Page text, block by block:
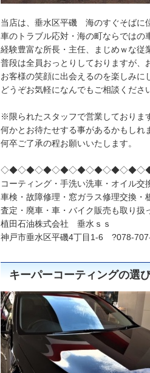
当店は、垂水区平磯 海のすぐそばに
車のトラブル応対・海の町ならではの
経験豊富な所長・主任、まじめｗな従
普段は全員おっとりしておりますが、
お客様の笑顔に出会えるのを楽しみに
どうぞお気軽になんでもご相談くださ
※限られたスタッフで営業しておりま
何かとお待たせする事があるかもしれ
何卒ご了承の程お願いいたします。
コーティング・手洗い洗車・オイル交
車検・故障修理・窓ガラス修理交換・
査定・廃車・車・バイク販売も取り扱
植田石油株式会社 垂水ｓｓ
神戸市垂水区平磯4丁目1-6 ?078-
キーパーコーティングの選